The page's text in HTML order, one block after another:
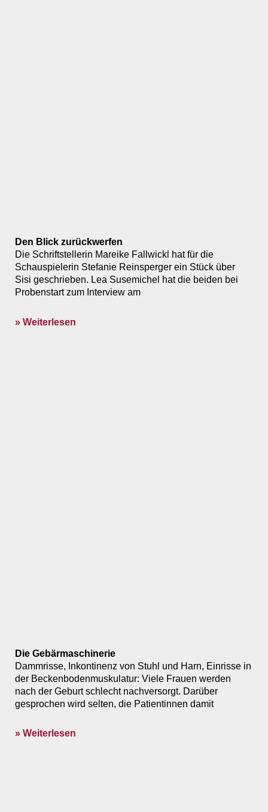
Den Blick zurückwerfen
Die Schriftstellerin Mareike Fallwickl hat für die
Schauspielerin Stefanie Reinsperger ein Stück über
Sisi geschrieben. Lea Susemichel hat die beiden bei
Probenstart zum Interview am
» Weiterlesen
Die Gebärmaschinerie
Dammrisse, Inkontinenz von Stuhl und Harn, Einrisse in
der Beckenbodenmuskulatur: Viele Frauen werden
nach der Geburt schlecht nachversorgt. Darüber
gesprochen wird selten, die Patientinnen damit
» Weiterlesen